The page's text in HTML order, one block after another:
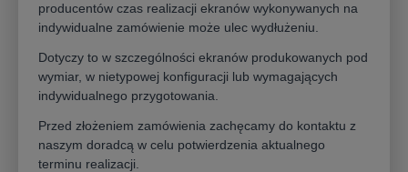
Przenieś swoje doświadczenie kina domowego na wyższy poziom z
ekranem projekcyjnymKauber Inceiling Tensioned. To innowacyjne
rozwiązanie, zaprojektowane dla miłośników perfekcyjnego obrazu i
minimalistycznego designu, łączy w sobie niezawodność,
funkcjonalność i estetykę.Dzięki dyskretnemu montażowi w suficie
zwinięty, a jego obecność zdradza jedynie elegancka maskownica
producentów czas realizacji ekranów wykonywanych na
indywidualne zamówienie może ulec wydłużeniu.
Dotyczy to w szczególności ekranów produkowanych pod
wymiar, w nietypowej konfiguracji lub wymagających
indywidualnego przygotowania.
Przed złożeniem zamówienia zachęcamy do kontaktu z
naszym doradcą w celu potwierdzenia aktualnego
terminu realizacji.